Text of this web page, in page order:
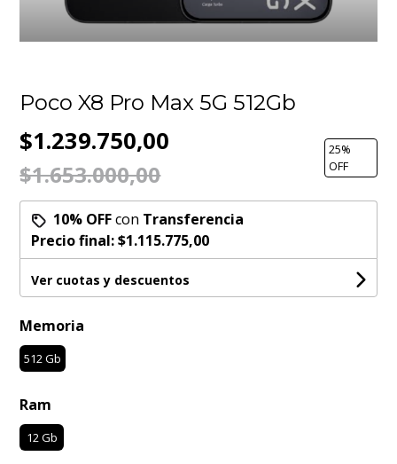
Poco X8 Pro Max 5G 512Gb
$1.239.750,00
$1.653.000,00
25%
OFF
10% OFFcon Transferencia
Precio final:$1.115.775,00
Ver cuotas y descuentos
Memoria
512 Gb
Ram
12 Gb